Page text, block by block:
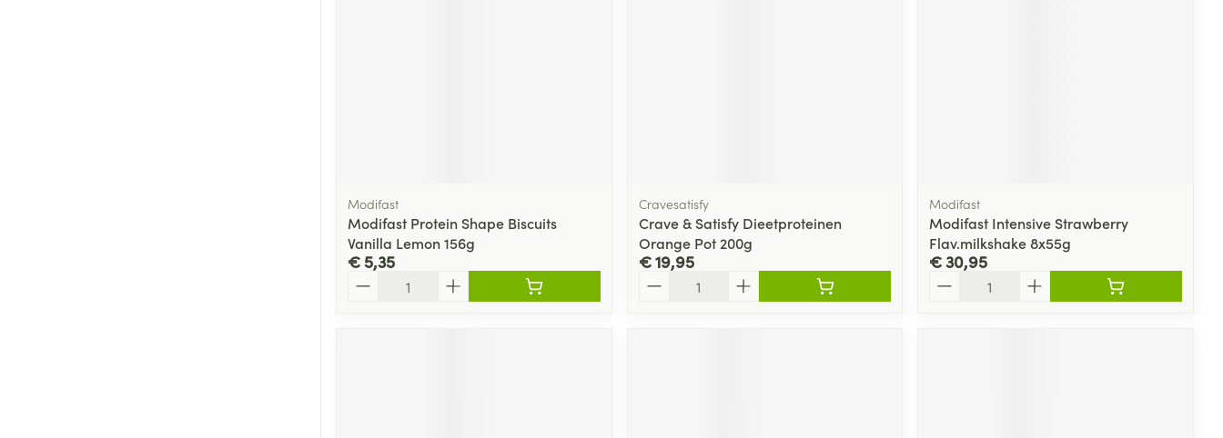
Modifast
Modifast Protein Shape Biscuits
Vanilla Lemon 156g
€ 5,35
Cravesatisfy
Crave & Satisfy Dieetproteinen
Orange Pot 200g
€ 19,95
Modifast
Modifast Intensive Strawberry
Flav.milkshake 8x55g
€ 30,95